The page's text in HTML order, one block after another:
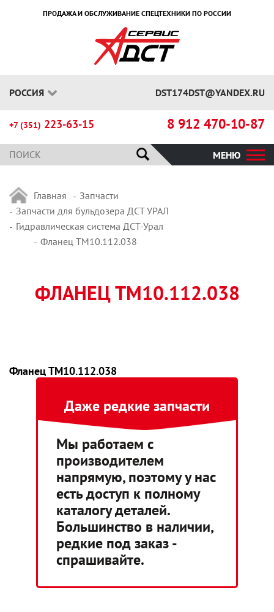
ПРОДАЖА И ОБСЛУЖИВАНИЕ СПЕЦТЕХНИКИ ПО РОССИИ
РОССИЯ DST174DST@YANDEX.RU
+7 (351) 223-63-15 8 912 470-10-87
МЕНЮ
Главная
Запчасти
Запчасти для бульдозера ДСТ УРАЛ
Гидравлическая система ДСТ-Урал
Фланец ТМ10.112.038
ФЛАНЕЦ ТМ10.112.038
Фланец ТМ10.112.038
Даже редкие запчасти
Мы работаем с
производителем
напрямую, поэтому у нас
есть доступ к полному
каталогу деталей.
Большинство в наличии,
редкие под заказ -
спрашивайте.